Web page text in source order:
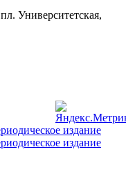
пл. Университетская,